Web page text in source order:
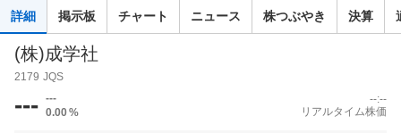
せ
詳細 掲示板 チャート ニュース 株つぶやき 決算
(株)成学社
2179 JQS
--- ---
0.00%
--:--
リアルタイム株価